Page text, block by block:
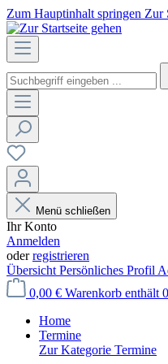
Zum Hauptinhalt springen Zur
Menü schließen
Ihr Konto
Anmelden
oderregistrieren
Übersicht Persönliches Profil
0,00 € Warenkorb enthält
Home
Termine
Zur Kategorie Termine